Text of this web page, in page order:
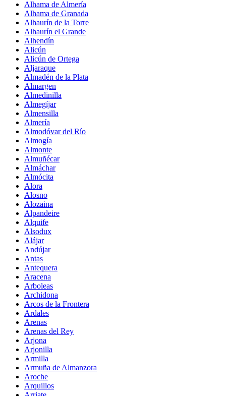
Alhama de Almería
Alhama de Granada
Alhaurín de la Torre
Alhaurín el Grande
Alhendín
Alicún
Alicún de Ortega
Aljaraque
Almadén de la Plata
Almargen
Almedinilla
Almegíjar
Almensilla
Almería
Almodóvar del Río
Almogía
Almonte
Almuñécar
Almáchar
Almócita
Alora
Alosno
Alozaina
Alpandeire
Alquife
Alsodux
Alájar
Andújar
Antas
Antequera
Aracena
Arboleas
Archidona
Arcos de la Frontera
Ardales
Arenas
Arenas del Rey
Arjona
Arjonilla
Armilla
Armuña de Almanzora
Aroche
Arquillos